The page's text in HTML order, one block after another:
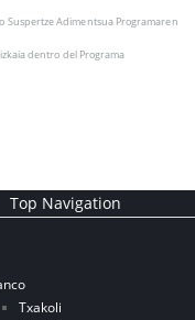
Suspertze Adimentsua Programaren
dentro del Programa
Top Navigation
Txakoli